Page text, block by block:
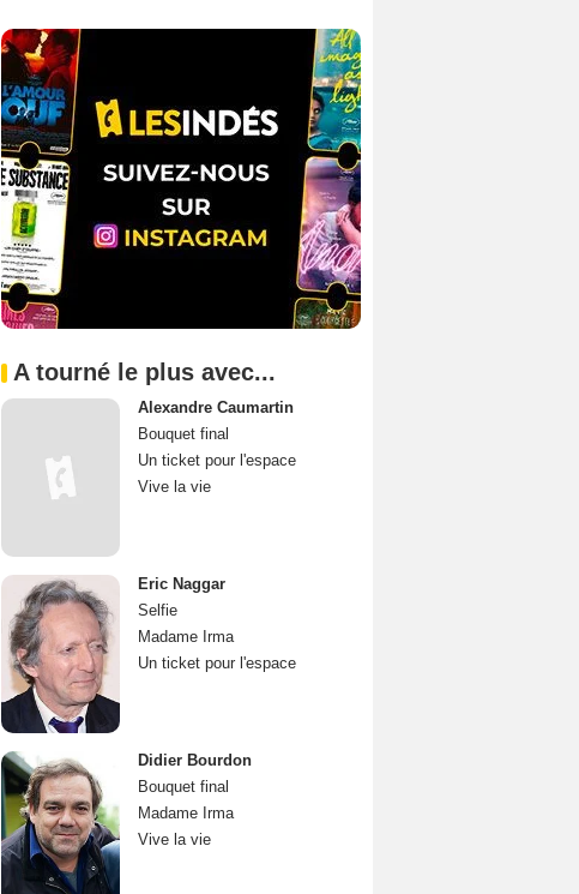
A tourné le plus avec...
Alexandre Caumartin
Bouquet final
Un ticket pour l'espace
Vive la vie
Eric Naggar
Selfie
Madame Irma
Un ticket pour l'espace
Didier Bourdon
Bouquet final
Madame Irma
Vive la vie